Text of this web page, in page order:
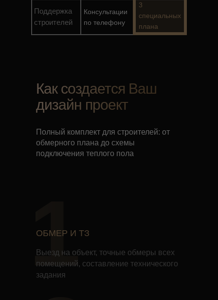
Поддержка
строителей
3
специальных
плана
Консультации
по телефону
Как создается Ваш
дизайн проект
Полный комплект для строителей: от
обмерного плана до схемы
подключения теплого пола
1
Выезд на объект, точные обмеры всех
помещений, составление технического
задания
ОБМЕР И ТЗ